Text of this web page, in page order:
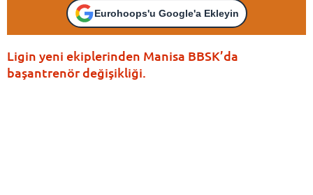
Eurohoops'u Google'a Ekleyin
Ligin yeni ekiplerinden Manisa BBSK’da
başantrenör değişikliği.